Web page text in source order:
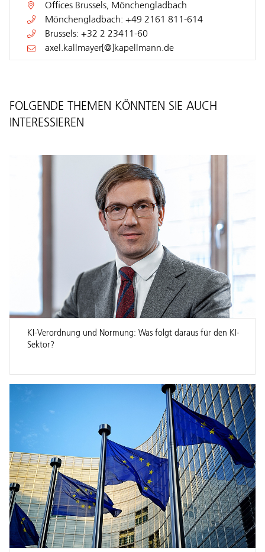
Offices Brussels, Mönchengladbach
Mönchengladbach: +49 2161 811-614
Brussels: +32 2 23411-60
axel.kallmayer[@]kapellmann.de
FOLGENDE THEMEN KÖNNTEN SIE AUCH
INTERESSIEREN
KI-Verordnung und Normung: Was folgt daraus für den KI-
Sektor?